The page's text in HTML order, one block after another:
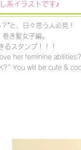
”と、日々思う人必見！
き髪女子編。
るスタンプ！！！
her feminine abilities?
You will be cute &
系イラストです♪